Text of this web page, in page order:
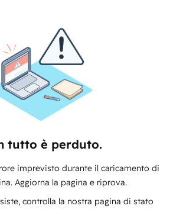
tutto è perduto.
imprevisto durante il caricamento di
Aggiorna la pagina e riprova.
controlla la nostra pagina di stato